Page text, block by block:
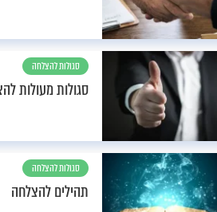
סגולות להצלחה
סגולות מעולות
סגולות להצלחה
תהילים להצלחה